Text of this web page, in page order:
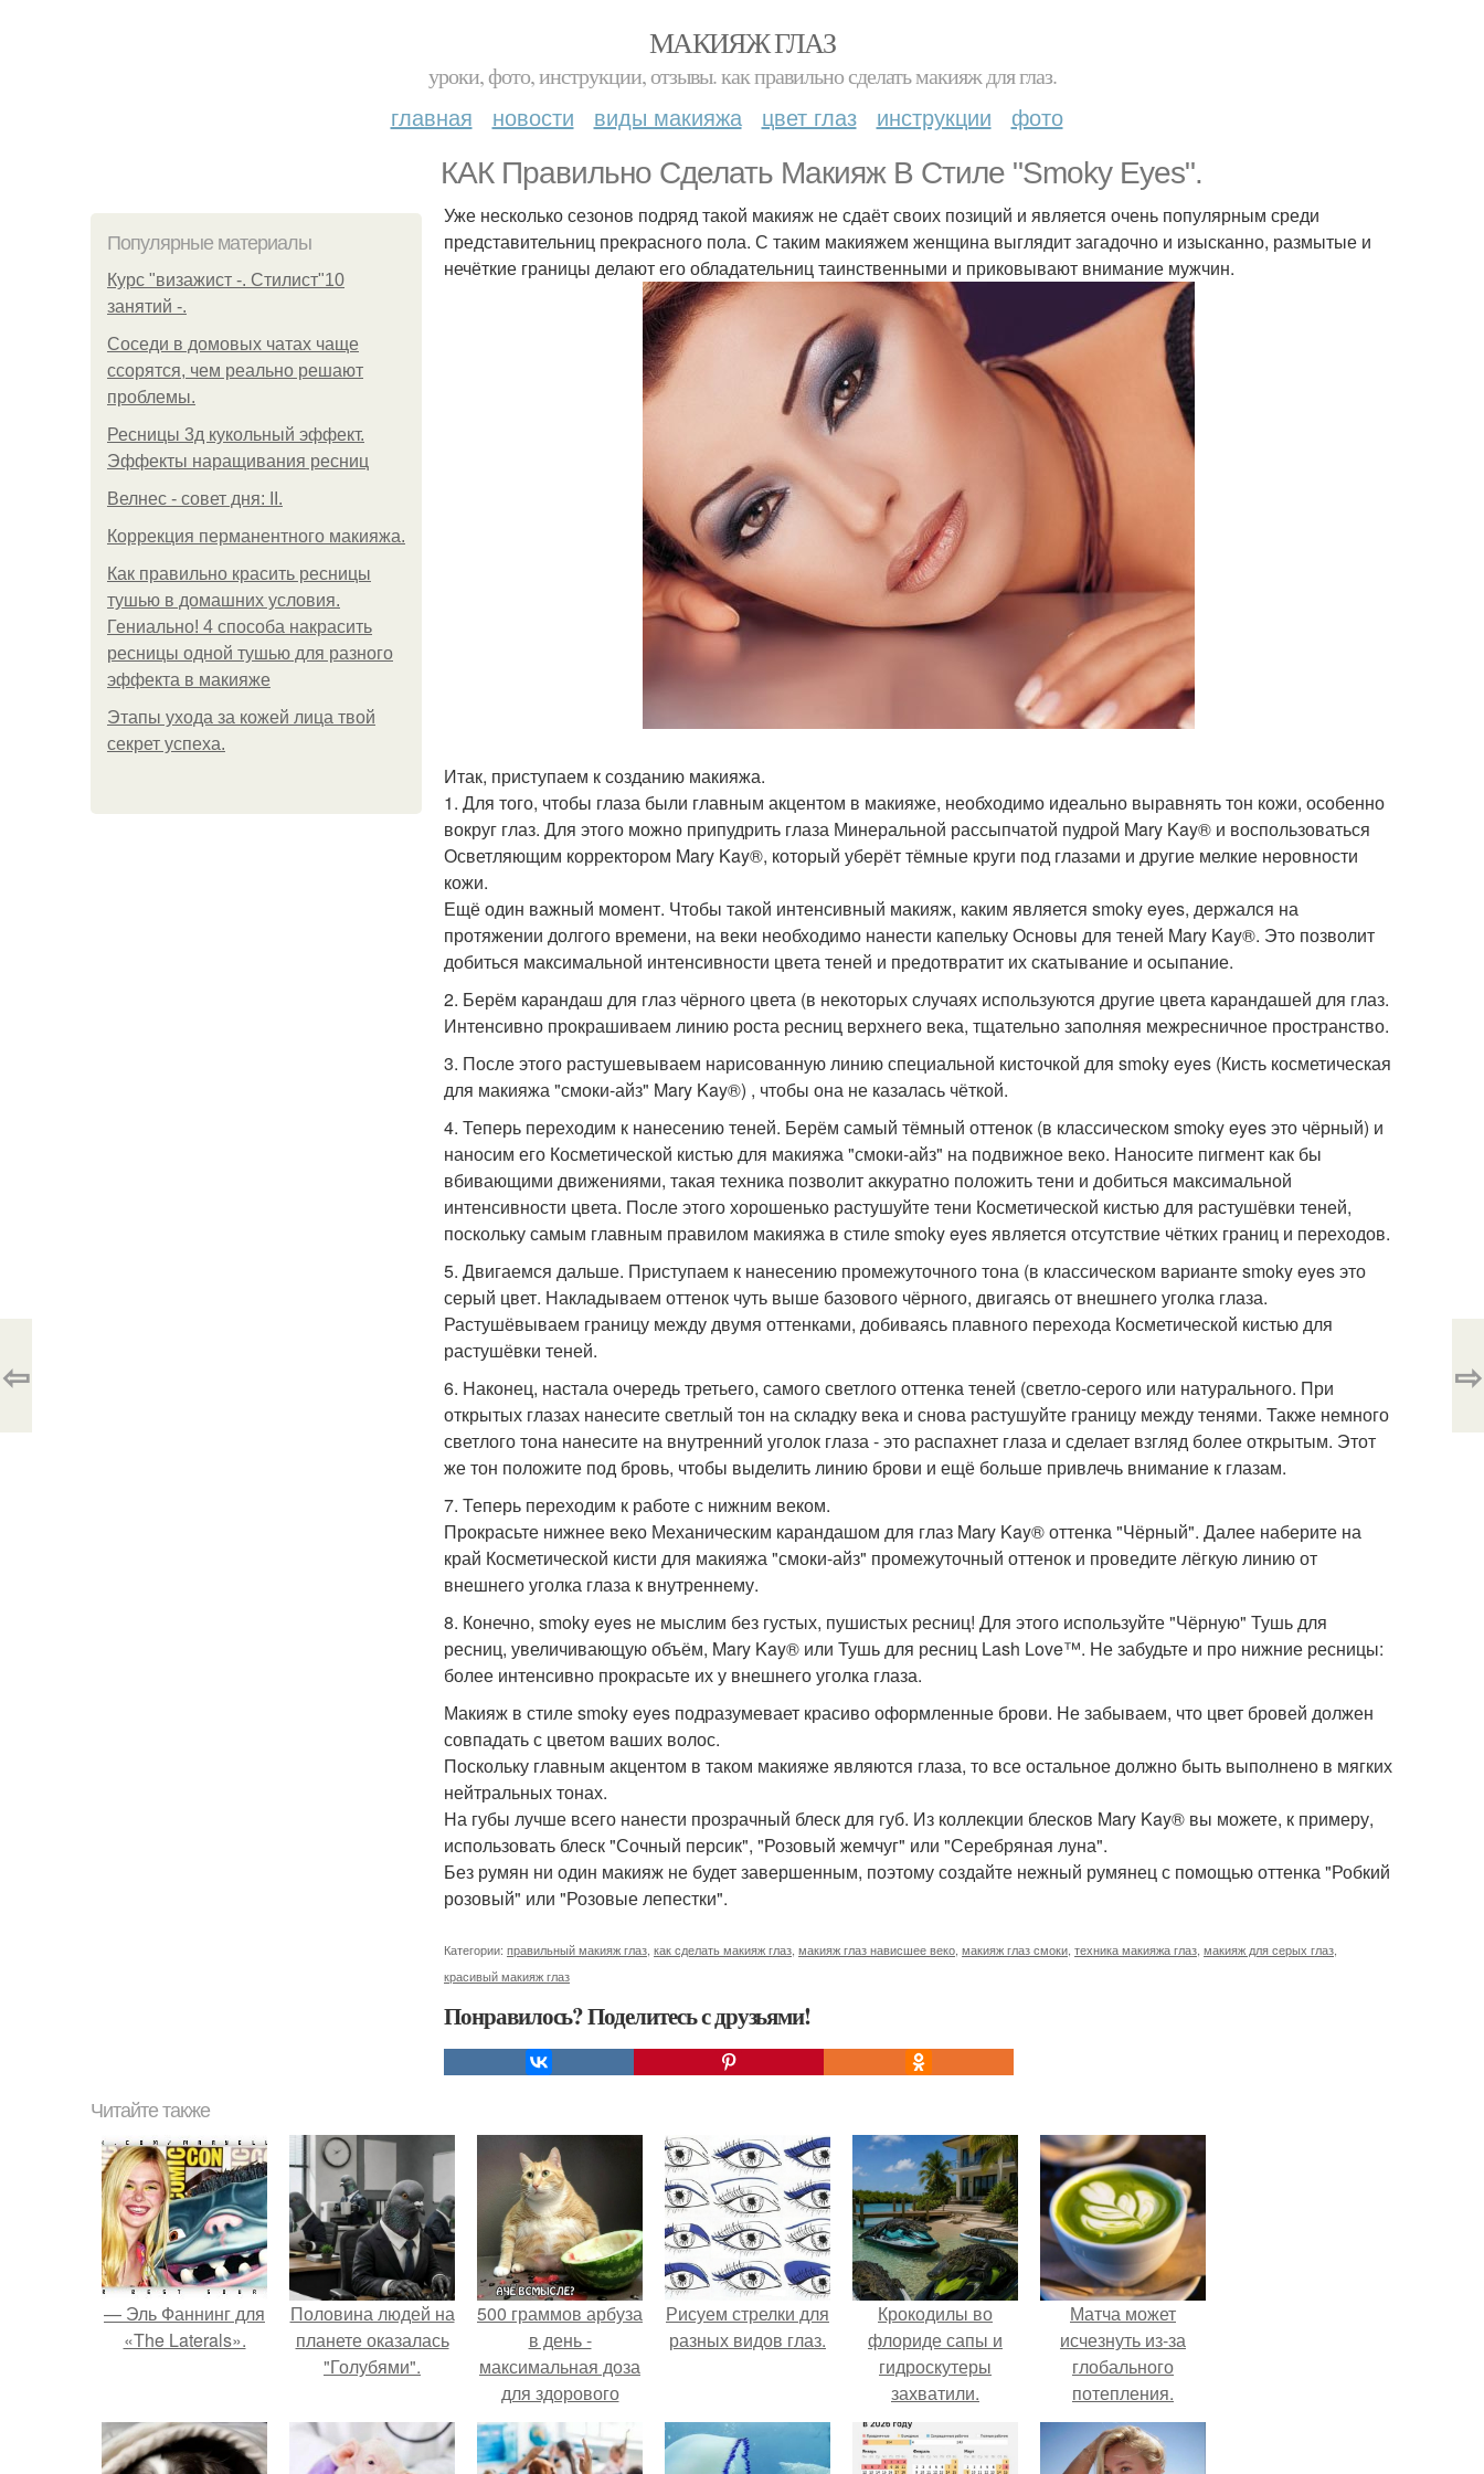
МАКИЯЖ ГЛАЗ
уроки, фото, инструкции, отзывы. как правильно сделать макияж для глаз.
главная новости виды макияжа цвет глаз инструкции фото
КАК Правильно Сделать Макияж В Стиле "Smoky Eyes".
Популярные материалы
Курс "визажист -. Стилист"10
занятий -.
Соседи в домовых чатах чаще
ссорятся, чем реально решают
проблемы.
Ресницы 3д кукольный эффект.
Эффекты наращивания ресниц
Велнес - совет дня: II.
Коррекция перманентного макияжа.
Как правильно красить ресницы
тушью в домашних условия.
Гениально! 4 способа накрасить
ресницы одной тушью для разного
эффекта в макияже
Этапы ухода за кожей лица твой
секрет успеха.
Уже несколько сезонов подряд такой макияж не сдаёт своих позиций и является очень популярным среди
представительниц прекрасного пола. С таким макияжем женщина выглядит загадочно и изысканно, размытые и
нечёткие границы делают его обладательниц таинственными и приковывают внимание мужчин.
Итак, приступаем к созданию макияжа.
1. Для того, чтобы глаза были главным акцентом в макияже, необходимо идеально выравнять тон кожи, особенно
вокруг глаз. Для этого можно припудрить глаза Минеральной рассыпчатой пудрой Mary Kay® и воспользоваться
Осветляющим корректором Mary Kay®, который уберёт тёмные круги под глазами и другие мелкие неровности
кожи.
Ещё один важный момент. Чтобы такой интенсивный макияж, каким является smoky eyes, держался на
протяжении долгого времени, на веки необходимо нанести капельку Основы для теней Mary Kay®. Это позволит
добиться максимальной интенсивности цвета теней и предотвратит их скатывание и осыпание.
2. Берём карандаш для глаз чёрного цвета (в некоторых случаях используются другие цвета карандашей для глаз.
Интенсивно прокрашиваем линию роста ресниц верхнего века, тщательно заполняя межресничное пространство.
3. После этого растушевываем нарисованную линию специальной кисточкой для smoky eyes (Кисть косметическая
для макияжа "смоки-айз" Mary Kay®) , чтобы она не казалась чёткой.
4. Теперь переходим к нанесению теней. Берём самый тёмный оттенок (в классическом smoky eyes это чёрный) и
наносим его Косметической кистью для макияжа "смоки-айз" на подвижное веко. Наносите пигмент как бы
вбивающими движениями, такая техника позволит аккуратно положить тени и добиться максимальной
интенсивности цвета. После этого хорошенько растушуйте тени Косметической кистью для растушёвки теней,
поскольку самым главным правилом макияжа в стиле smoky eyes является отсутствие чётких границ и переходов.
5. Двигаемся дальше. Приступаем к нанесению промежуточного тона (в классическом варианте smoky eyes это
серый цвет. Накладываем оттенок чуть выше базового чёрного, двигаясь от внешнего уголка глаза.
Растушёвываем границу между двумя оттенками, добиваясь плавного перехода Косметической кистью для
растушёвки теней.
6. Наконец, настала очередь третьего, самого светлого оттенка теней (светло-серого или натурального. При
открытых глазах нанесите светлый тон на складку века и снова растушуйте границу между тенями. Также немного
светлого тона нанесите на внутренний уголок глаза - это распахнет глаза и сделает взгляд более открытым. Этот
же тон положите под бровь, чтобы выделить линию брови и ещё больше привлечь внимание к глазам.
7. Теперь переходим к работе с нижним веком.
Прокрасьте нижнее веко Механическим карандашом для глаз Mary Kay® оттенка "Чёрный". Далее наберите на
край Косметической кисти для макияжа "смоки-айз" промежуточный оттенок и проведите лёгкую линию от
внешнего уголка глаза к внутреннему.
8. Конечно, smoky eyes не мыслим без густых, пушистых ресниц! Для этого используйте "Чёрную" Тушь для
ресниц, увеличивающую объём, Mary Kay® или Тушь для ресниц Lash Love™. Не забудьте и про нижние ресницы:
более интенсивно прокрасьте их у внешнего уголка глаза.
Макияж в стиле smoky eyes подразумевает красиво оформленные брови. Не забываем, что цвет бровей должен
совпадать с цветом ваших волос.
Поскольку главным акцентом в таком макияже являются глаза, то все остальное должно быть выполнено в мягких
нейтральных тонах.
На губы лучше всего нанести прозрачный блеск для губ. Из коллекции блесков Mary Kay® вы можете, к примеру,
использовать блеск "Сочный персик", "Розовый жемчуг" или "Серебряная луна".
Без румян ни один макияж не будет завершенным, поэтому создайте нежный румянец с помощью оттенка "Робкий
розовый" или "Розовые лепестки".
Категории: правильный макияж глаз как сделать макияж глаз макияж глаз нависшее веко макияж глаз смоки техника макияжа глаз макияж для серых глаз
красивый макияж глаз
Понравилось? Поделитесь с друзьями!
⇦ ⇨
Читайте также
— Эль Фаннинг для
«The Laterals».
Половина людей на
планете оказалась
"Голубями".
500 граммов арбуза
в день -
максимальная доза
для здорового
взрослого,
предупредили
Рисуем стрелки для
разных видов глаз.
Крокодилы во
флориде сапы и
гидроскутеры
захватили.
Матча может
исчезнуть из-за
глобального
потепления.